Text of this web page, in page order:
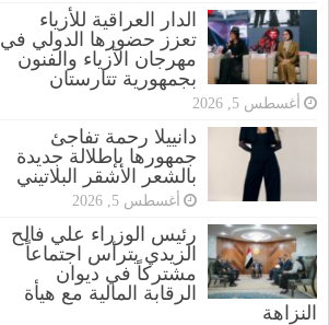
الدار العراقية للأزياء
تعزز حضورها الدولي في
مهرجان الأزياء والفنون
بجمهورية تتارستان
أغسطس 5, 2026
دانييلا رحمة تفاجئ
جمهورها بإطلالة جديدة
بالشعر الأشقر البلاتيني
أغسطس 5, 2026
رئيس الوزراء علي فالح
الزيدي يترأس اجتماعاً
مشتركاً في ديوان
الرقابة المالية مع هيأة
النزاهة